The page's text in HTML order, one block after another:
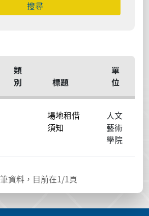
類
別
標題
單
位
場地租借
須知
人文
藝術
學院
筆資料，目前在1/1頁